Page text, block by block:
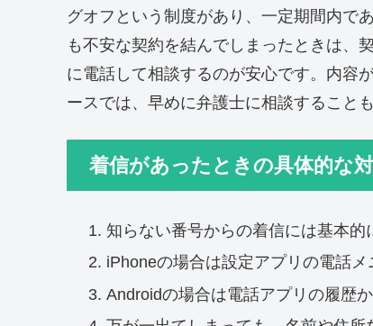
グオフという制度があり、一定期間内で
も不安な契約を結んでしまったときは、
に電話して相談するのが安心です。内容
ースでは、早めに弁護士に相談すること
着信があったときの具体的な
知らない番号からの着信には基本的
iPhoneの場合は設定アプリの電話
Androidの場合は電話アプリの履歴